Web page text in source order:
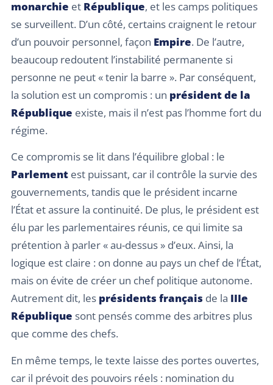
monarchie et République, et les camps politiques
se surveillent. D’un côté, certains craignent le retour
d’un pouvoir personnel, façon Empire. De l’autre,
beaucoup redoutent l’instabilité permanente si
personne ne peut « tenir la barre ». Par conséquent,
la solution est un compromis : un président de la
République existe, mais il n’est pas l’homme fort du
régime.
Ce compromis se lit dans l’équilibre global : le
Parlement est puissant, car il contrôle la survie des
gouvernements, tandis que le président incarne
l’État et assure la continuité. De plus, le président est
élu par les parlementaires réunis, ce qui limite sa
prétention à parler « au-dessus » d’eux. Ainsi, la
logique est claire : on donne au pays un chef de l’État,
mais on évite de créer un chef politique autonome.
Autrement dit, les présidents français de la IIIe
République sont pensés comme des arbitres plus
que comme des chefs.
En même temps, le texte laisse des portes ouvertes,
car il prévoit des pouvoirs réels : nomination du